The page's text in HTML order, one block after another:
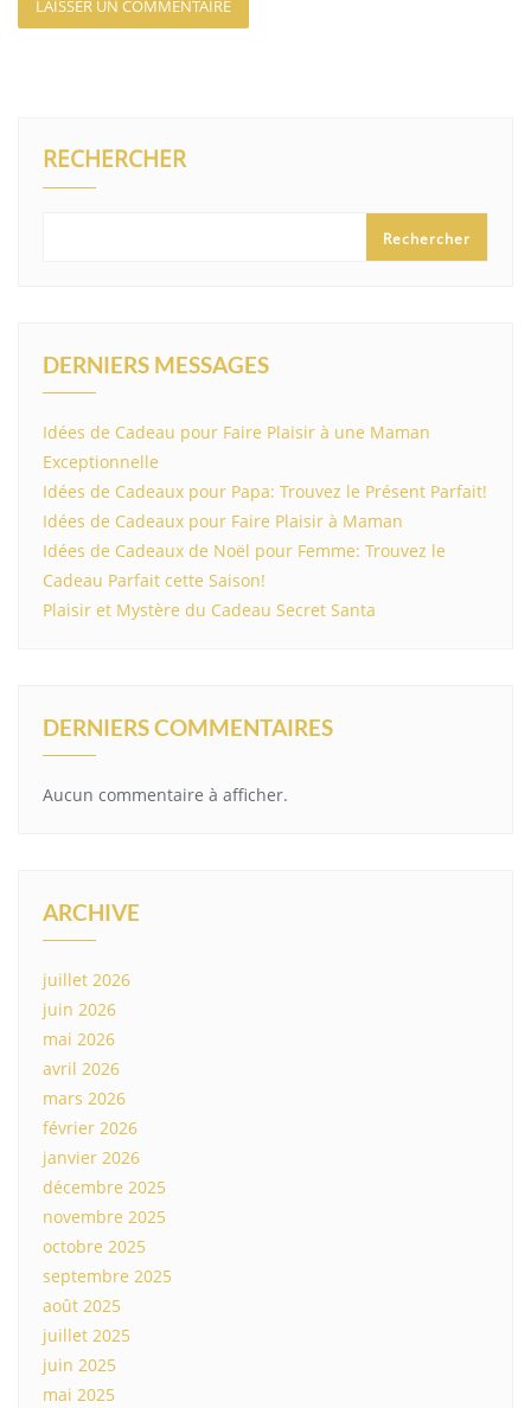
RECHERCHER
Rechercher
DERNIERS MESSAGES
Idées de Cadeau pour Faire Plaisir à une Maman
Exceptionnelle
Idées de Cadeaux pour Papa: Trouvez le Présent Parfait!
Idées de Cadeaux pour Faire Plaisir à Maman
Idées de Cadeaux de Noël pour Femme: Trouvez le
Cadeau Parfait cette Saison!
Plaisir et Mystère du Cadeau Secret Santa
DERNIERS COMMENTAIRES
Aucun commentaire à afficher.
ARCHIVE
juillet 2026
juin 2026
mai 2026
avril 2026
mars 2026
février 2026
janvier 2026
décembre 2025
novembre 2025
octobre 2025
septembre 2025
août 2025
juillet 2025
juin 2025
mai 2025